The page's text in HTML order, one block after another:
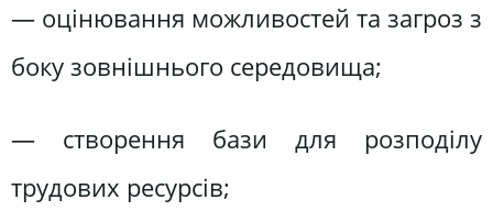
— оцінювання можливостей та загроз з
боку зовнішнього середовища;
— створення бази для розподілу
трудових ресурсів;